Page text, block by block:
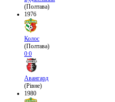
(Полтава)
1976
Колос
(Полтава)
0:0
Авангард
(Рівне)
1980